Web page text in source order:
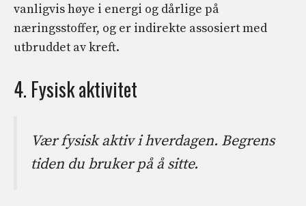
vanligvis høye i energi og dårlige på
næringsstoffer, og er indirekte assosiert med
utbruddet av kreft.
4. Fysisk aktivitet
Vær fysisk aktiv i hverdagen. Begrens
tiden du bruker på å sitte.